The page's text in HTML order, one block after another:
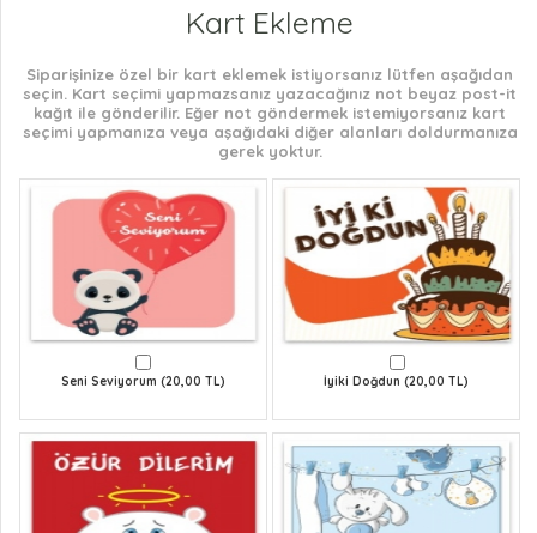
Kart Ekleme
Siparişinize özel bir kart eklemek istiyorsanız lütfen aşağıdan
seçin. Kart seçimi yapmazsanız yazacağınız not beyaz post-it
kağıt ile gönderilir. Eğer not göndermek istemiyorsanız kart
seçimi yapmanıza veya aşağıdaki diğer alanları doldurmanıza
gerek yoktur.
Seni Seviyorum (20,00 TL) İyiki Doğdun (20,00 TL)